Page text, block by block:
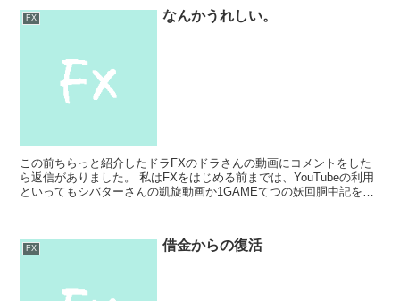
FX なんかうれしい。
この前ちらっと紹介したドラFXのドラさんの動画にコメントをした
ら返信がありました。 私はFXをはじめる前までは、YouTubeの利用
といってもシバターさんの凱旋動画か1GAMEてつの妖回胴中記を見
FX 借金からの復活